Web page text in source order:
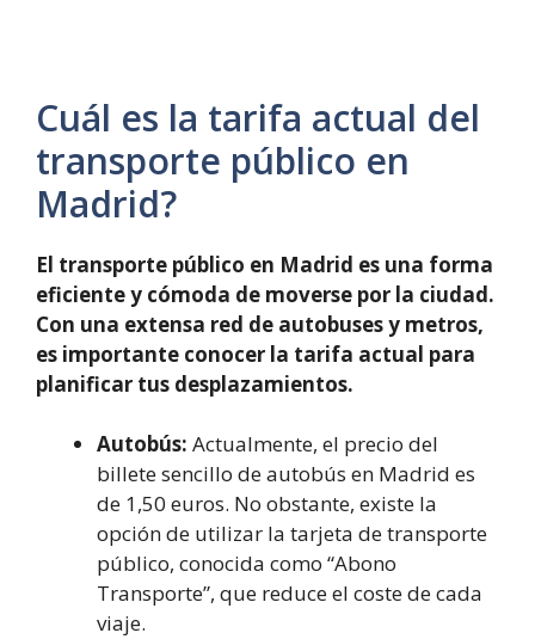
Cuál es la tarifa actual del
transporte público en
Madrid?
El transporte público en Madrid es una forma
eficiente y cómoda de moverse por la ciudad.
Con una extensa red de autobuses y metros,
es importante conocer la tarifa actual para
planificar tus desplazamientos.
Autobús: Actualmente, el precio del
billete sencillo de autobús en Madrid es
de 1,50 euros. No obstante, existe la
opción de utilizar la tarjeta de transporte
público, conocida como “Abono
Transporte”, que reduce el coste de cada
viaje.